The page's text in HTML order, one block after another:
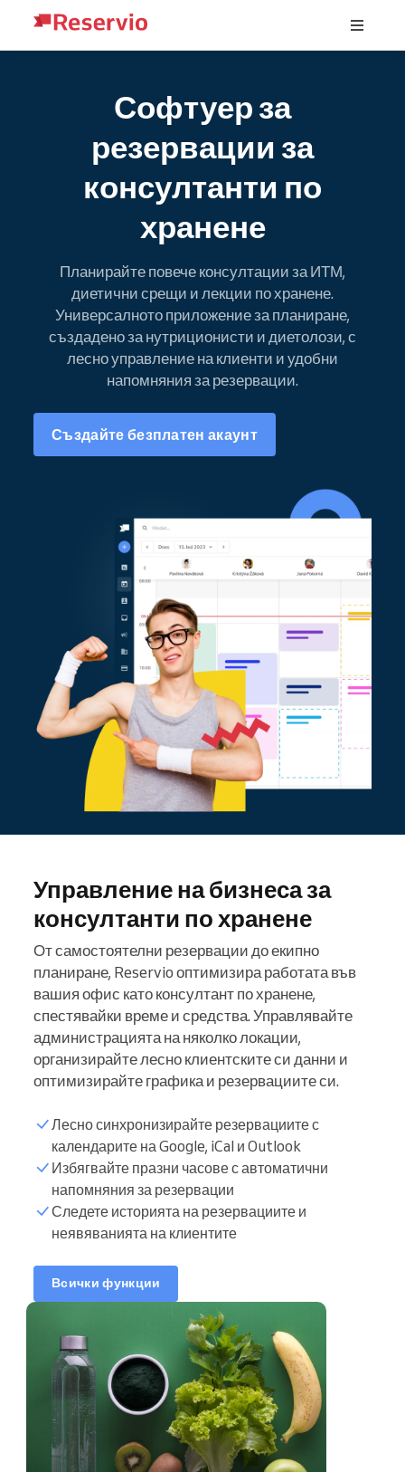
Софтуер за
резервации за
консултанти по
хранене
Планирайте повече консултации за ИТМ,
диетични срещи и лекции по хранене.
Универсалното приложение за планиране,
създадено за нутриционисти и диетолози, с
лесно управление на клиенти и удобни
напомняния за резервации.
Създайте безплатен акаунт
Списък с пациенти
Часове за резервации
календар
Управление на бизнеса за
консултанти по хранене
От самостоятелни резервации до екипно
планиране, Reservio оптимизира работата във
вашия офис като консултант по хранене,
спестявайки време и средства. Управлявайте
администрацията на няколко локации,
организирайте лесно клиентските си данни и
оптимизирайте графика и резервациите си.
Лесно синхронизирайте резервациите с
календарите на Google, iCal и Outlook
Избягвайте празни часове с автоматични
напомняния за резервации
Следете историята на резервациите и
неявяванията на клиентите
Всички функции